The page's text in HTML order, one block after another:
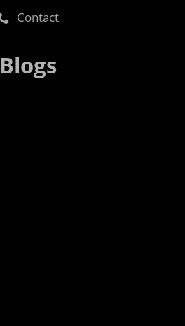
Contact
Blogs